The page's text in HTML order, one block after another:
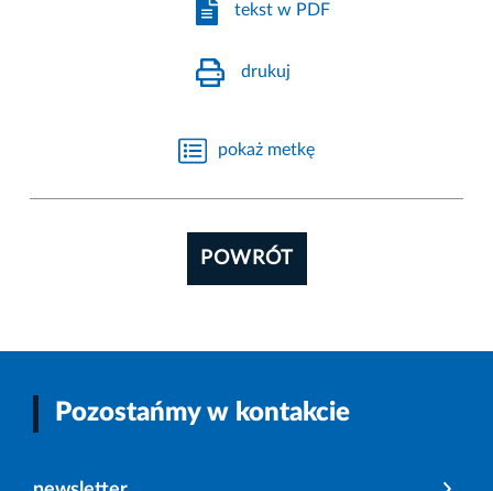
tekst w PDF
drukuj
pokaż metkę
POWRÓT
Pozostańmy w kontakcie